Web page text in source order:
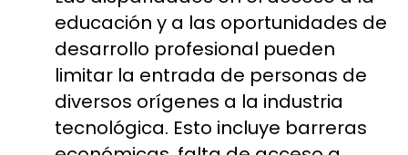
educación y a las oportunidades de
desarrollo profesional pueden
limitar la entrada de personas de
diversos orígenes a la industria
tecnológica. Esto incluye barreras